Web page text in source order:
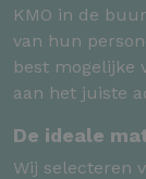
KMO in de
van hun
best mogelijke
aan het juiste
De ideale
Wij selecteren